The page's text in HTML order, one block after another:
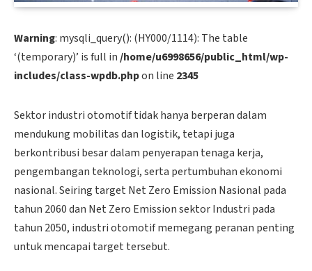
Warning: mysqli_query(): (HY000/1114): The table
‘(temporary)’ is full in/home/u6998656/public_html/wp-
includes/class-wpdb.phpon line 2345
Sektor industri otomotif tidak hanya berperan dalam
mendukung mobilitas dan logistik, tetapi juga
berkontribusi besar dalam penyerapan tenaga kerja,
pengembangan teknologi, serta pertumbuhan ekonomi
nasional. Seiring target Net Zero Emission Nasional pada
tahun 2060 dan Net Zero Emission sektor Industri pada
tahun 2050, industri otomotif memegang peranan penting
untuk mencapai target tersebut.